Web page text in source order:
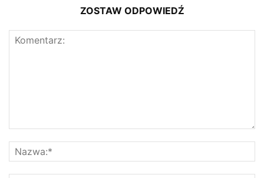
ZOSTAW ODPOWIEDŹ